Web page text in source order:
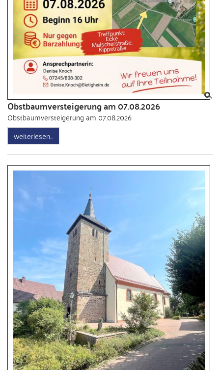
Obstbaumversteigerung am 07.08.2026
Obstbaumversteigerung am 07.08.2026
weiterlesen